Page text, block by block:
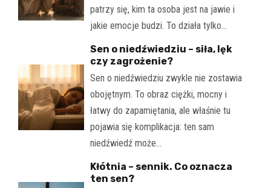
patrzy się, kim ta osoba jest na jawie i
jakie emocje budzi. To działa tylko…
Sen o niedźwiedziu – siła, lęk
czy zagrożenie?
Sen o niedźwiedziu zwykle nie zostawia
obojętnym. To obraz ciężki, mocny i
łatwy do zapamiętania, ale właśnie tu
pojawia się komplikacja: ten sam
niedźwiedź może…
Kłótnia – sennik. Co oznacza
ten sen?